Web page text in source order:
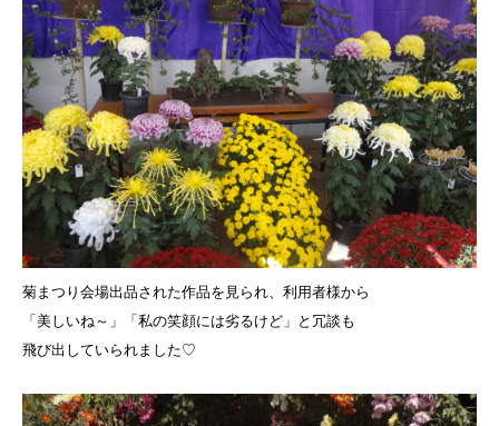
菊まつり会場出品された作品を見られ、利用者様から
「美しいね～」「私の笑顔には劣るけど」と冗談も
飛び出していられました♡